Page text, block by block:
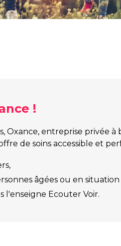
!
Oxance, entreprise privée
de soins accessible et
âgées ou en
l'enseigne Ecouter Voir.